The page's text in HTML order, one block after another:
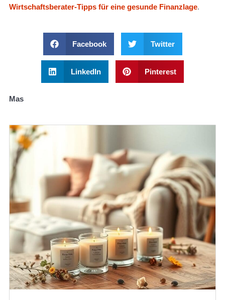
Wirtschaftsberater-Tipps für eine gesunde Finanzlage.
Facebook Twitter
LinkedIn Pinterest
Mas